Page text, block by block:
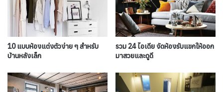
10 แบบห้องแต่งตัวง่าย ๆ สำหรับ
บ้านหลังเล็ก
รวม 24 ไอเดีย จัดห้องรับแขกให้ออก
มาสวยและดูดี